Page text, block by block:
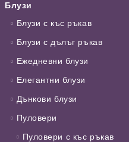
Блузи
Блузи с къс ръкав
Блузи с дълъг ръкав
Ежедневни блузи
Елегантни блузи
Дънкови блузи
Пуловери
Пуловери с къс ръкав